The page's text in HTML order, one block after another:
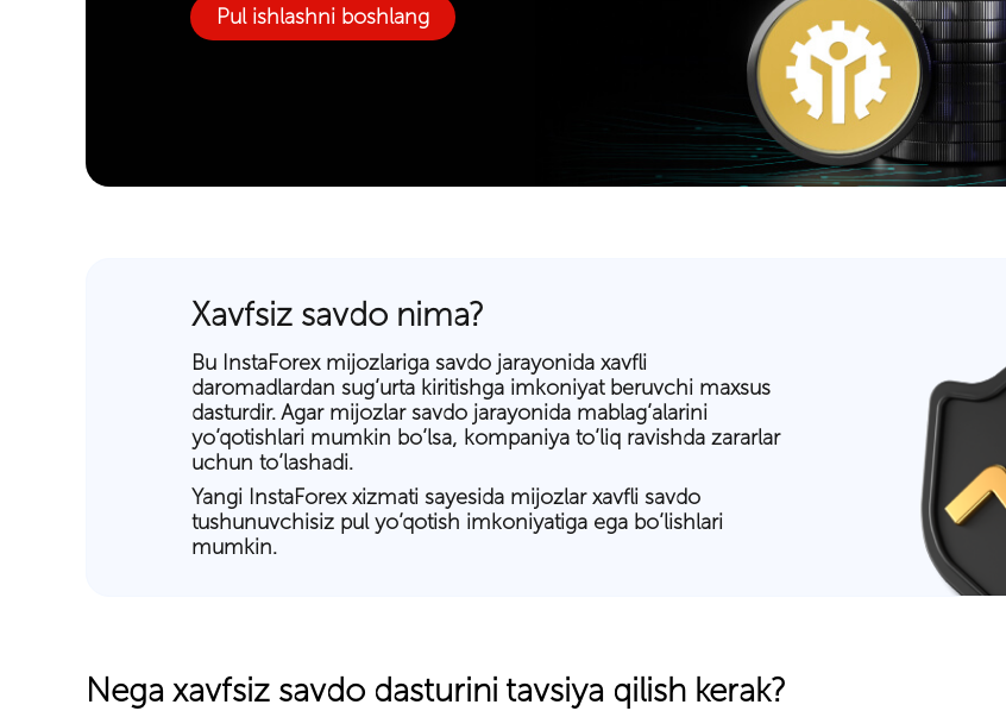
Pul ishlashni boshlang
Xavfsiz savdo nima?
Bu InstaForex mijozlariga savdo jarayonida xavfli
daromadlardan sug’urta kiritishga imkoniyat beruvchi maxsus
dasturdir. Agar mijozlar savdo jarayonida mablag’alarini
yo’qotishlari mumkin bo’lsa, kompaniya to’liq ravishda zararlar
uchun to’lashadi.
Yangi InstaForex xizmati sayesida mijozlar xavfli savdo
tushunuvchisiz pul yo’qotish imkoniyatiga ega bo’lishlari
mumkin.
Nega xavfsiz savdo dasturini tavsiya qilish kerak?